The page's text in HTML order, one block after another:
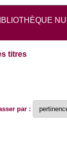
titres
par :